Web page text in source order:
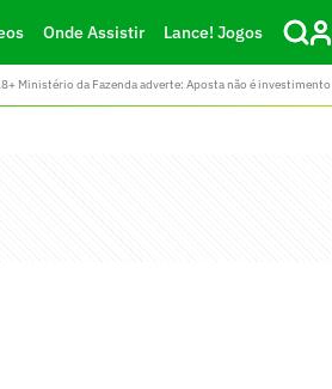
Onde Assistir Lance! Jogos
Ministério da Fazenda adverte: Aposta não é investimento